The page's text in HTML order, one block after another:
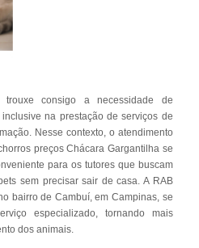
trouxe consigo a necessidade de
na prestação de serviços de
Nesse contexto, o atendimento
preços Chácara Gargantilha se
para os tutores que buscam
sem precisar sair de casa. A RAB
bairro de Cambuí, em Campinas, se
especializado, tornando mais
dos animais.